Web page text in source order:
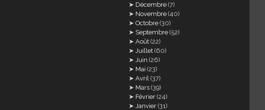
Décembre (7)
Novembre (40)
Octobre (30)
Septembre (52)
Août (22)
Juillet (60)
Juin (26)
Mai (23)
Avril (37)
Mars (39)
Février (24)
Janvier (31)